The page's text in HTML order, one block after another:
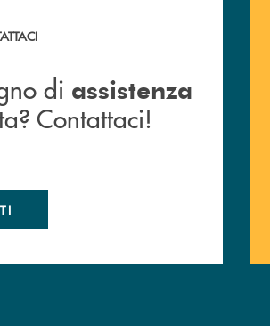
Prunoimmediata? Contattaci!
di assistenza
Contattaci!